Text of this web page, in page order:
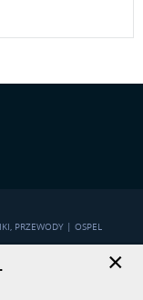
PRZEWODY | OSPEL
×